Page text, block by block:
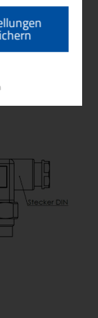
≤ ± 0,1% v.MB
± 0,05% v.MB